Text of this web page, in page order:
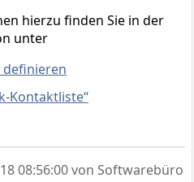
hierzu finden Sie in der
unter
Kontaktliste“
08:56:00von Softwarebüro